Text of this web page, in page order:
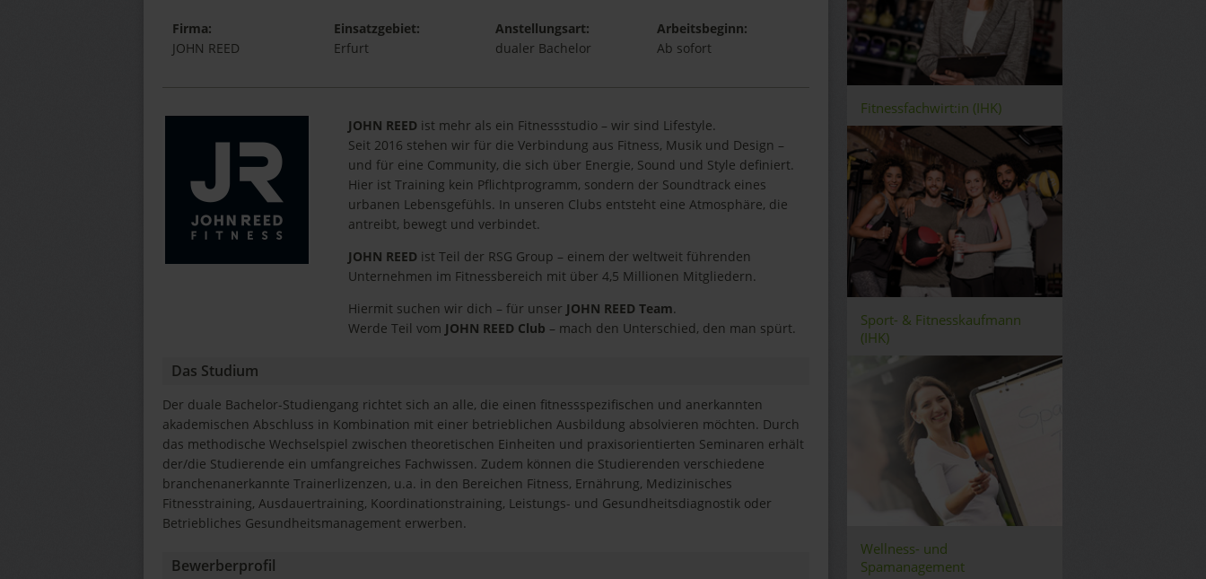
Firma:
JOHN REED
Einsatzgebiet:
Erfurt
Anstellungsart:
dualer Bachelor
Arbeitsbeginn:
Ab sofort
JOHN REED ist mehr als ein Fitnessstudio – wir sind Lifestyle.
Seit 2016 stehen wir für die Verbindung aus Fitness, Musik und Design –
und für eine Community, die sich über Energie, Sound und Style definiert.
Hier ist Training kein Pflichtprogramm, sondern der Soundtrack eines
urbanen Lebensgefühls. In unseren Clubs entsteht eine Atmosphäre, die
antreibt, bewegt und verbindet.
JOHN REED ist Teil der RSG Group – einem der weltweit führenden
Unternehmen im Fitnessbereich mit über 4,5 Millionen Mitgliedern.
Hiermit suchen wir dich – für unser JOHN REED Team.
Werde Teil vom JOHN REED Club – mach den Unterschied, den man spürt.
Das Studium
Der duale Bachelor-Studiengang richtet sich an alle, die einen fitnessspezifischen und anerkannten
akademischen Abschluss in Kombination mit einer betrieblichen Ausbildung absolvieren möchten. Durch
das methodische Wechselspiel zwischen theoretischen Einheiten und praxisorientierten Seminaren erhält
der/die Studierende ein umfangreiches Fachwissen. Zudem können die Studierenden verschiedene
branchenanerkannte Trainerlizenzen, u.a. in den Bereichen Fitness, Ernährung, Medizinisches
Fitnesstraining, Ausdauertraining, Koordinationstraining, Leistungs- und Gesundheitsdiagnostik oder
Betriebliches Gesundheitsmanagement erwerben.
Bewerberprofil
Fitnessfachwirt:in (IHK)
Sport- & Fitnesskaufmann
(IHK)
Wellness- und
Spamanagement